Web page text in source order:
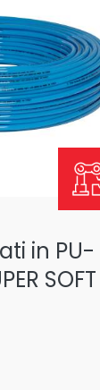
in PU-
SOFT